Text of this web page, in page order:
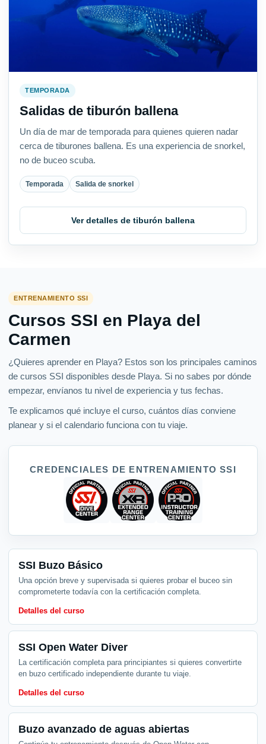
TEMPORADA
Salidas de tiburón ballena
Un día de mar de temporada para quienes quieren nadar
cerca de tiburones ballena. Es una experiencia de snorkel,
no de buceo scuba.
Temporada Salida de snorkel
Ver detalles de tiburón ballena
ENTRENAMIENTO SSI
Cursos SSI en Playa del
Carmen
¿Quieres aprender en Playa? Estos son los principales caminos
de cursos SSI disponibles desde Playa. Si no sabes por dónde
empezar, envíanos tu nivel de experiencia y tus fechas.
Te explicamos qué incluye el curso, cuántos días conviene
planear y si el calendario funciona con tu viaje.
CREDENCIALES DE ENTRENAMIENTO SSI
SSI Buzo Básico
Una opción breve y supervisada si quieres probar el buceo sin
comprometerte todavía con la certificación completa.
Detalles del curso
SSI Open Water Diver
La certificación completa para principiantes si quieres convertirte
en buzo certificado independiente durante tu viaje.
Detalles del curso
Buzo avanzado de aguas abiertas